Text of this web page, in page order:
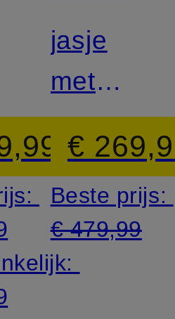
jasje
met
kraag
€
Beste prijs:
€ 479,99